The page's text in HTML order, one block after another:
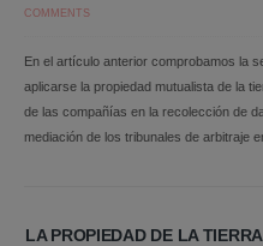
COMMENTS
En el artículo anterior comprobamos la
aplicarse la propiedad mutualista de la
de las compañías en la recolección de
mediación de los tribunales de arbitraje
LA PROPIEDAD DE LA